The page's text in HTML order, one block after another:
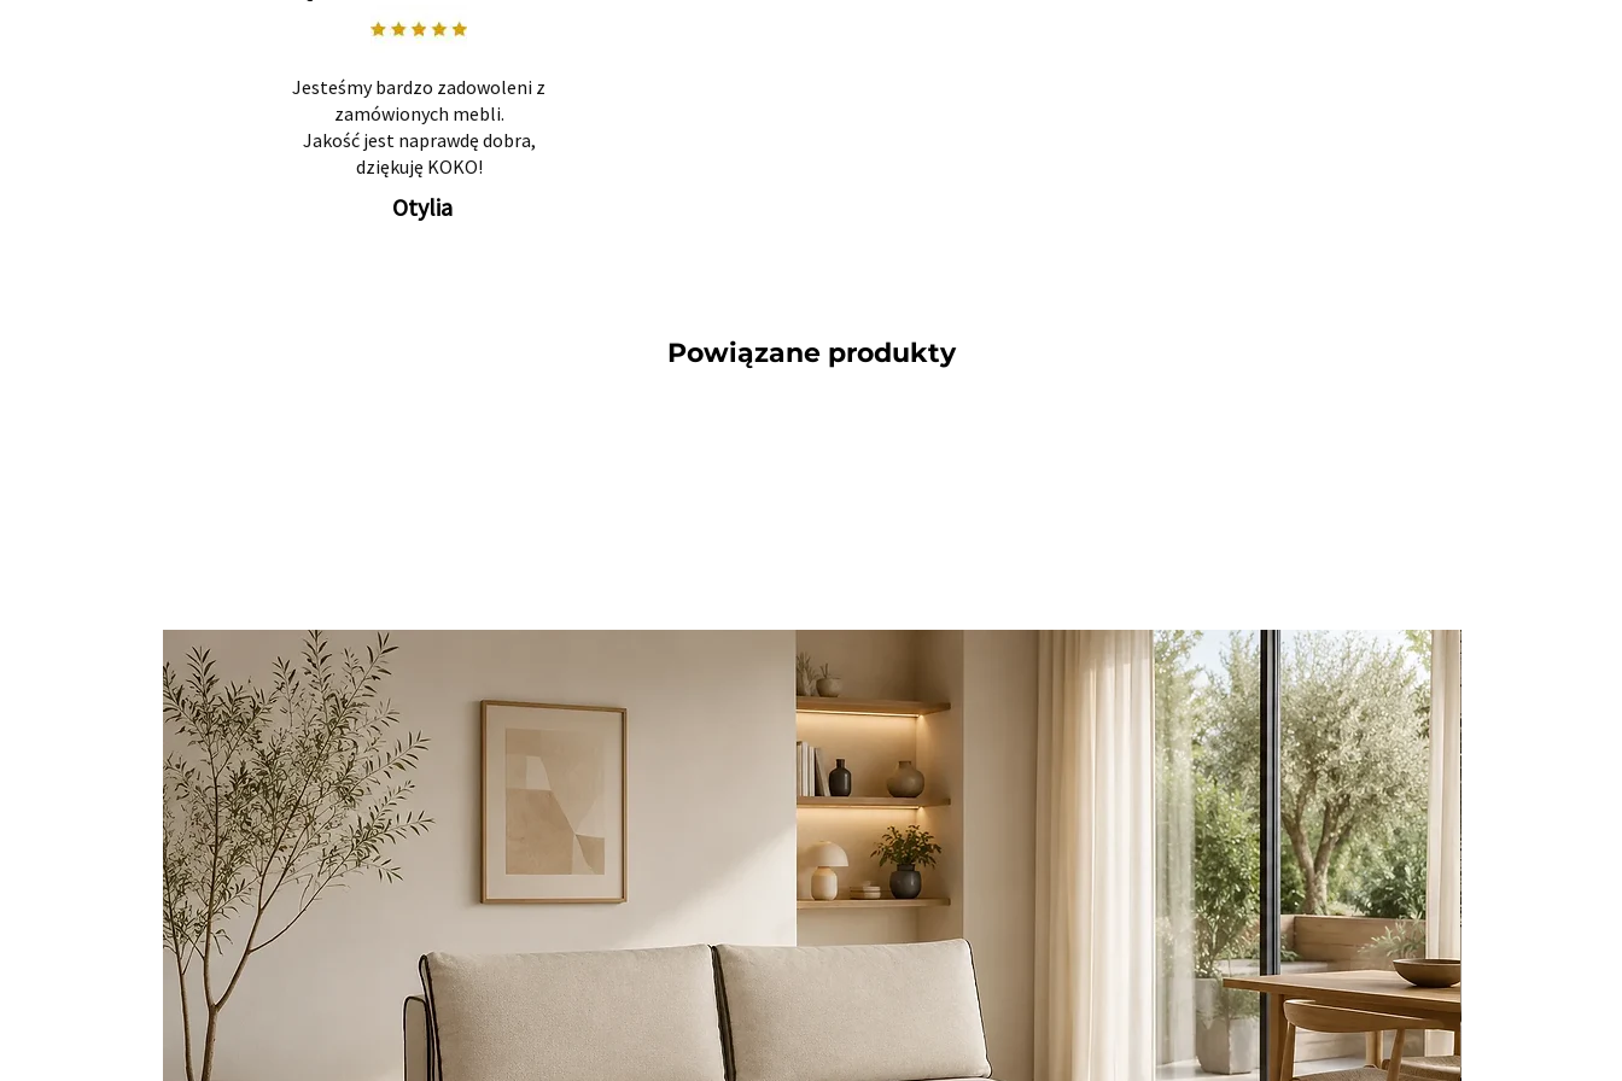
Jesteśmy bardzo zadowoleni z
zamówionych mebli.
Jakość jest naprawdę dobra,
dziękuję KOKO!
Otylia
Powiązane produkty